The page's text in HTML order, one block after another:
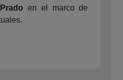
en el marco de